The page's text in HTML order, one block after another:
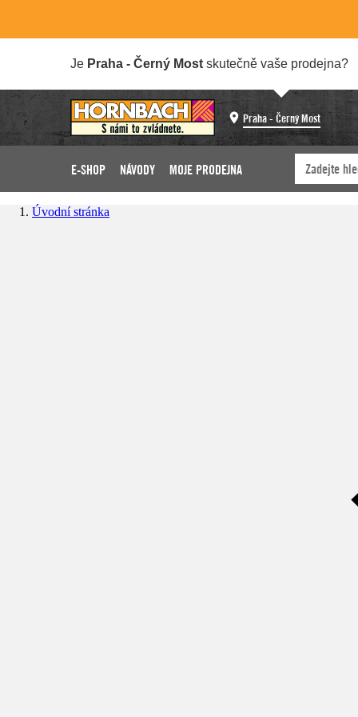
Je Praha - Černý Most skutečně vaše prodejna?
Praha - Černý Most
E-SHOP NÁVODY MOJE PRODEJNA
Úvodní stránka